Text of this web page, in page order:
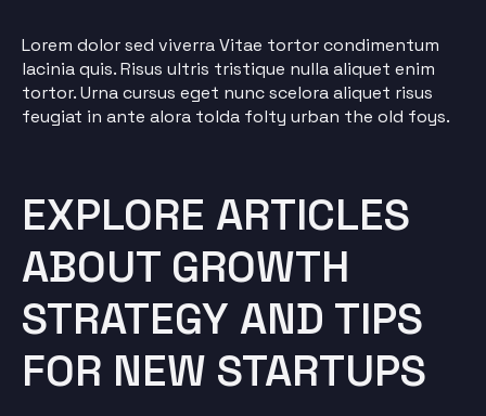
Lorem dolor sed viverra Vitae tortor condimentum
lacinia quis. Risus ultris tristique nulla aliquet enim
tortor. Urna cursus eget nunc scelora aliquet risus
feugiat in ante alora tolda folty urban the old foys.
EXPLORE ARTICLES
ABOUT GROWTH
STRATEGY AND TIPS
FOR NEW STARTUPS